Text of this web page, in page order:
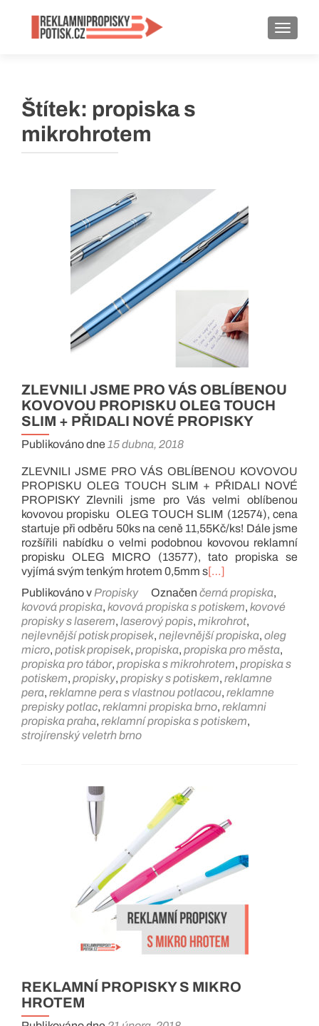
Štítek: propiska s
mikrohrotem
ZLEVNILI JSME PRO VÁS OBLÍBENOU
KOVOVOU PROPISKU OLEG TOUCH
SLIM + PŘIDALI NOVÉ PROPISKY
Publikováno dne 15 dubna, 2018
ZLEVNILI JSME PRO VÁS OBLÍBENOU KOVOVOU
PROPISKU OLEG TOUCH SLIM + PŘIDALI NOVÉ
PROPISKY Zlevnili jsme pro Vás velmi oblíbenou
kovovou propisku OLEG TOUCH SLIM (12574), cena
startuje při odběru 50ks na ceně 11,55Kč/ks! Dále jsme
rozšířili nabídku o velmi podobnou kovovou reklamní
propisku OLEG MICRO (13577), tato propiska se
vyjímá svým tenkým hrotem 0,5mm s[…]
Publikováno v Propisky Označen černá propiska,
kovová propiska, kovová propiska s potiskem, kovové
propisky s laserem, laserový popis, mikrohrot,
nejlevnější potisk propisek, nejlevnější propiska, oleg
micro, potisk propisek, propiska, propiska pro města,
propiska pro tábor, propiska s mikrohrotem, propiska s
potiskem, propisky, propisky s potiskem, reklamne
pera, reklamne pera s vlastnou potlacou, reklamne
prepisky potlac, reklamni propiska brno, reklamni
propiska praha, reklamní propiska s potiskem,
strojírenský veletrh brno
REKLAMNÍ PROPISKY S MIKRO
HROTEM